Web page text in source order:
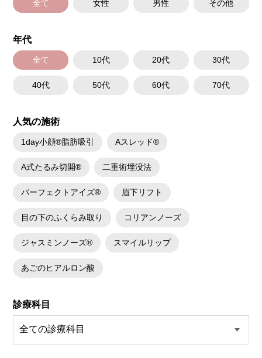
全て 女性 男性 その他
年代
全て 10代 20代 30代
40代 50代 60代 70代
人気の施術
1day小顔®脂肪吸引 Aスレッド®
A式たるみ切開® 二重術埋没法
パーフェクトアイズ® 眉下リフト
目の下のふくらみ取り コリアンノーズ
ジャスミンノーズ® スマイルリップ
あごのヒアルロン酸
診療科目